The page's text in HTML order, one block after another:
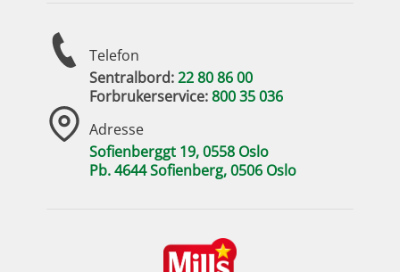
Telefon
Sentralbord:22 80 86 00
Forbrukerservice:800 35 036
Adresse
Sofienberggt 19, 0558 Oslo
Pb. 4644 Sofienberg, 0506 Oslo